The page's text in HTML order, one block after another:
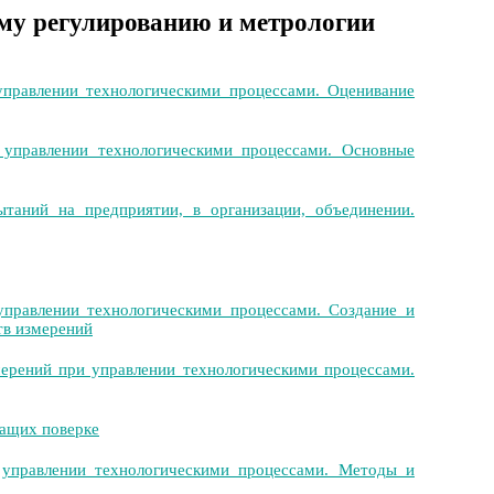
регулированию и метрологии
технологическими процессами. Оценивание
технологическими процессами. Основные
на предприятии, в организации, объединении.
технологическими процессами. Создание и
измерений
при управлении технологическими процессами.
поверке
технологическими процессами. Методы и